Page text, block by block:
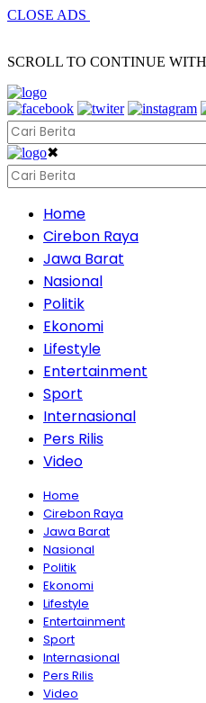
CLOSE ADS
SCROLL TO CONTINUE
✖
Home
Cirebon Raya
Jawa Barat
Nasional
Politik
Ekonomi
Lifestyle
Entertainment
Sport
Internasional
Pers Rilis
Video
Home
Cirebon Raya
Jawa Barat
Nasional
Politik
Ekonomi
Lifestyle
Entertainment
Sport
Internasional
Pers Rilis
Video